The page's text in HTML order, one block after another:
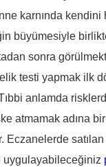
karnında kendini
büyümesiyle
sonra
testi yapmak ilk
anlamda
atmamak adına
Eczanelerde
uygulayabileceğiniz